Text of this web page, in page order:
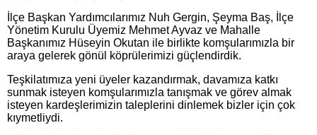
İlçe Başkan Yardımcılarımız Nuh Gergin, Şeyma Baş, İlçe
Yönetim Kurulu Üyemiz Mehmet Ayvaz ve Mahalle
Başkanımız Hüseyin Okutan ile birlikte komşularımızla bir
araya gelerek gönül köprülerimizi güçlendirdik.
Teşkilatımıza yeni üyeler kazandırmak, davamıza katkı
sunmak isteyen komşularımızla tanışmak ve görev almak
isteyen kardeşlerimizin taleplerini dinlemek bizler için çok
kıymetliydi.